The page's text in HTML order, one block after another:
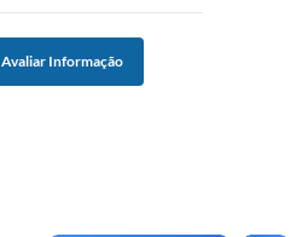
Avaliar Informação